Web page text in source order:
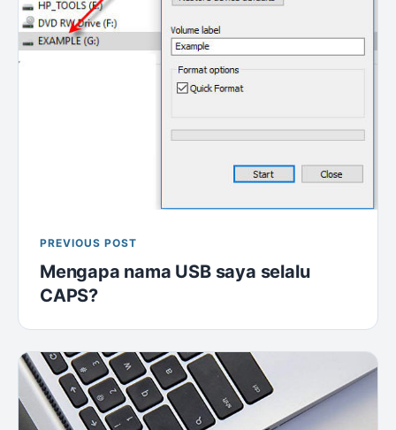
PREVIOUS POST
Mengapa nama USB saya selalu
CAPS?